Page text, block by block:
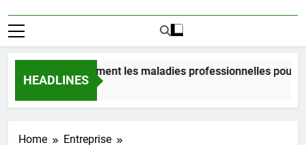
HEADLINES
coûtent vraiment les maladies professionnelles pour un
Home
Entreprise